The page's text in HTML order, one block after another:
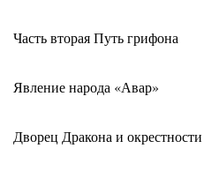
Часть вторая Путь грифона
Явление народа «Авар»
Дворец Дракона и окрестности